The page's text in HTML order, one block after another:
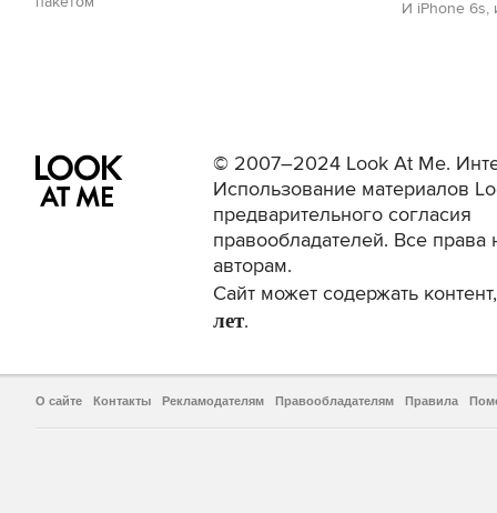
И iPhone 6s,
© 2007–2024 Look At Me.
Использование материалов
предварительного согласия
правообладателей. Все права
авторам.
Сайт может содержать
лет.
О сайте Контакты Рекламодателям Правообладателям Правила